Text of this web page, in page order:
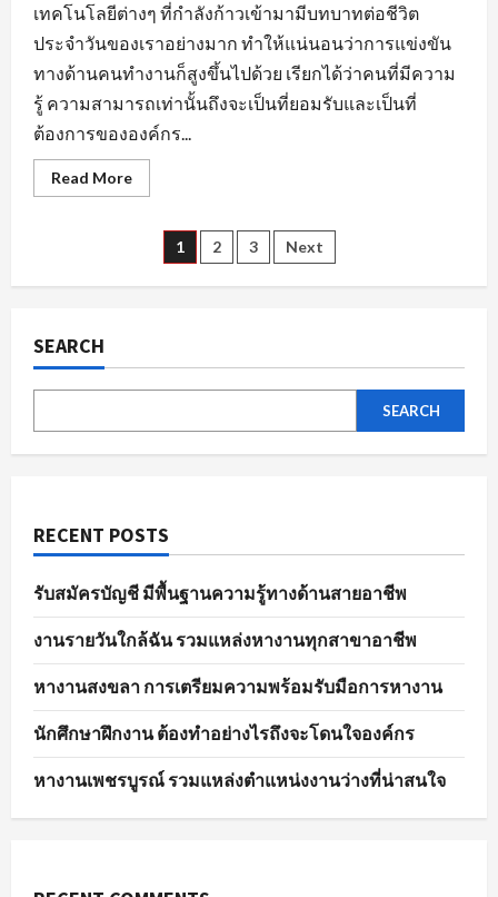
เทคโนโลยีต่างๆ ที่กำลังก้าวเข้ามามีบทบาทต่อชีวิต
ประจำวันของเราอย่างมาก ทำให้แน่นอนว่าการแข่งขัน
ทางด้านคนทำงานก็สูงขึ้นไปด้วย เรียกได้ว่าคนที่มีความ
รู้ ความสามารถเท่านั้นถึงจะเป็นที่ยอมรับและเป็นที่
ต้องการขององค์กร...
Read MoreRead
more
ตัวอย่าง
พร้อม
ทุก
Posts
pagination
1 2 3 Next
SEARCH
SEARCH
RECENT POSTS
รับสมัครบัญชี มีพื้นฐานความรู้ทางด้านสายอาชีพ
งานรายวันใกล้ฉัน รวมแหล่งหางานทุกสาขาอาชีพ
หางานสงขลา การเตรียมความพร้อมรับมือการหางาน
นักศึกษาฝึกงาน ต้องทำอย่างไรถึงจะโดนใจองค์กร
หางานเพชรบูรณ์ รวมแหล่งตำแหน่งงานว่างที่น่าสนใจ